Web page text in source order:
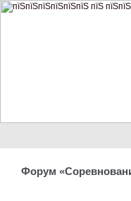
Форум